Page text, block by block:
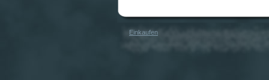
Einkaufen